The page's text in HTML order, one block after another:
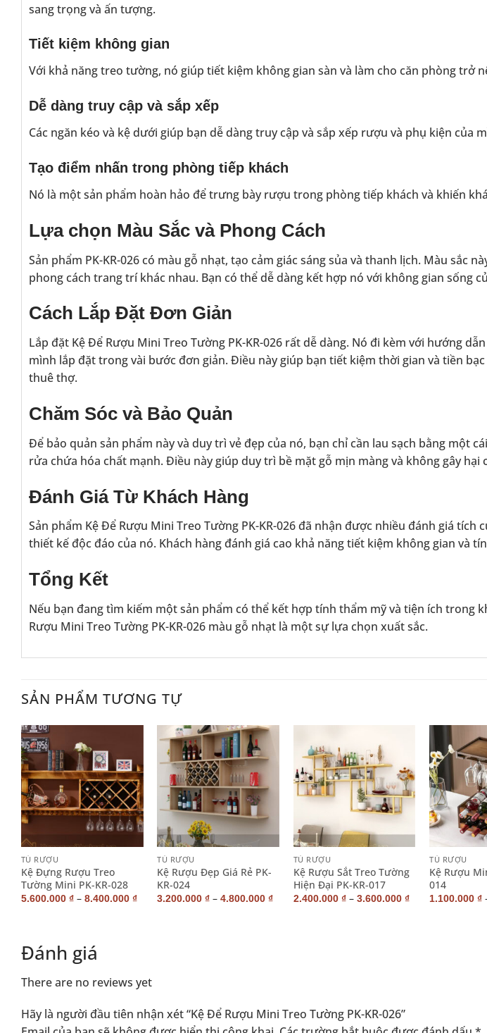
sang trọng và ấn tượng.
Tiết kiệm không gian
Với khả năng treo tường, nó giúp tiết kiệm không gian sàn và làm cho căn phòng trở
Dễ dàng truy cập và sắp xếp
Các ngăn kéo và kệ dưới giúp bạn dễ dàng truy cập và sắp xếp rượu và phụ kiện của
Tạo điểm nhấn trong phòng tiếp khách
Nó là một sản phẩm hoàn hảo để trưng bày rượu trong phòng tiếp khách và khiến
Lựa chọn Màu Sắc và Phong Cách
Sản phẩm PK-KR-026 có màu gỗ nhạt, tạo cảm giác sáng sủa và thanh lịch. Màu sắc
phong cách trang trí khác nhau. Bạn có thể dễ dàng kết hợp nó với không gian sống
Cách Lắp Đặt Đơn Giản
Lắp đặt Kệ Để Rượu Mini Treo Tường PK-KR-026 rất dễ dàng. Nó đi kèm với hướng
mình lắp đặt trong vài bước đơn giản. Điều này giúp bạn tiết kiệm thời gian và tiền
thuê thợ.
Chăm Sóc và Bảo Quản
Để bảo quản sản phẩm này và duy trì vẻ đẹp của nó, bạn chỉ cần lau sạch bằng một
rửa chứa hóa chất mạnh. Điều này giúp duy trì bề mặt gỗ mịn màng và không gây hại
Đánh Giá Từ Khách Hàng
Sản phẩm Kệ Để Rượu Mini Treo Tường PK-KR-026 đã nhận được nhiều đánh giá tích
thiết kế độc đáo của nó. Khách hàng đánh giá cao khả năng tiết kiệm không gian và
Tổng Kết
Nếu bạn đang tìm kiếm một sản phẩm có thể kết hợp tính thẩm mỹ và tiện ích trong
Rượu Mini Treo Tường PK-KR-026 màu gỗ nhạt là một sự lựa chọn xuất sắc.
SẢN PHẨM TƯƠNG TỰ
TỦ RƯỢU
Kệ Đựng Rượu Treo
Tường Mini PK-KR-028
5.600.000 ₫– 8.400.000 ₫
+
TỦ RƯỢU
Kệ Rượu Đẹp Giá Rẻ PK-
KR-024
3.200.000₫ –4.800.000₫
+
TỦ RƯỢU
Kệ Rượu Sắt Treo Tường
Hiện Đại PK-KR-017
2.400.000 ₫– 3.600.000 ₫
TỦ RƯỢU
Kệ Rượu
014
1.100.000 ₫
Đánh giá
There are no reviews yet
Hãy là người đầu tiên nhận xét “Kệ Để Rượu Mini Treo Tường PK-KR-026”